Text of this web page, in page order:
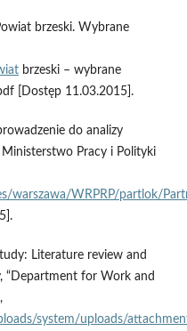
brzeski. Wybrane
brzeski – wybrane
[Dostęp 11.03.2015].
do analizy
Pracy i Polityki
warszawa/WRPRP/partlok/
Literature review and
“Department for Work and
system/uploads/